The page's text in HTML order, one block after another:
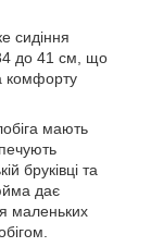
сидіння
до 41 см, що
комфорту
мають
бруківці та
дає
маленьких